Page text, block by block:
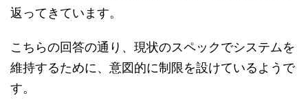
返ってきています。
こちらの回答の通り、現状のスペックでシステムを
維持するために、意図的に制限を設けているようで
す。